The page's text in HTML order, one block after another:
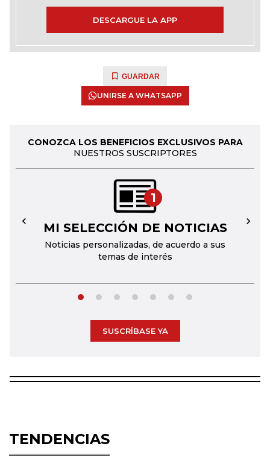
DESCARGUE LA APP
GUARDAR
UNIRSE A WHATSAPP
CONOZCA LOS BENEFICIOS EXCLUSIVOS PARA
NUESTROS SUSCRIPTORES
1
MI SELECCIÓN DE NOTICIAS
Noticias personalizadas, de acuerdo a sus
temas de interés
← →
SUSCRÍBASE YA
TENDENCIAS